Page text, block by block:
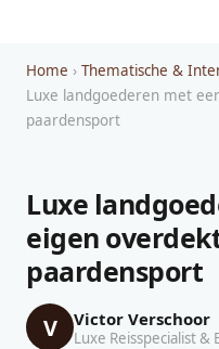
Home › Thematische &
Luxe landgoederen met
paardensport
Luxe
eigen
paardensport
V Victor Verschoor
Luxe Reisspecialist